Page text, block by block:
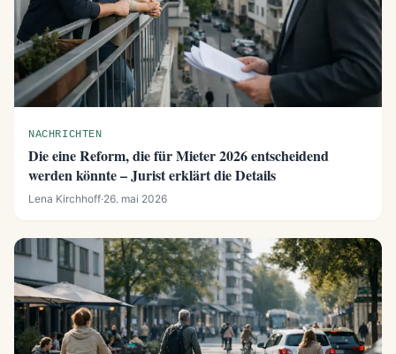
NACHRICHTEN
Die eine Reform, die für Mieter 2026 entscheidend
werden könnte – Jurist erklärt die Details
Lena Kirchhoff·26. mai 2026